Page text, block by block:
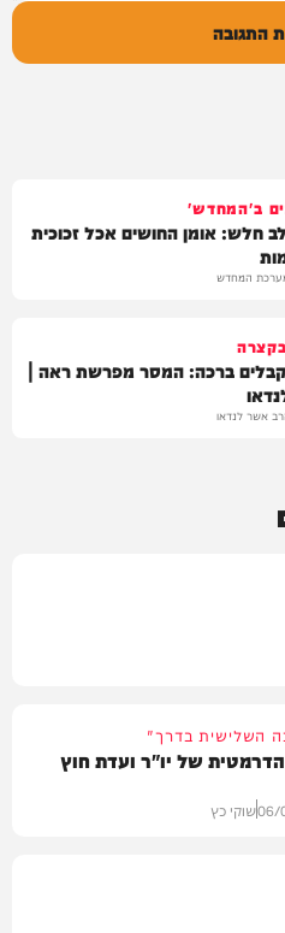
התגובה
ב'המחדש'
חלש: אומן החושים אכל זכוכית
המחדש
ברכה: המסר מפרשת ראה |
אשר לנדאו
השלישית בדרך"
של יו"ר ועדת חוץ
06/שוקי כץ